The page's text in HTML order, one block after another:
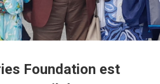
Foundation est